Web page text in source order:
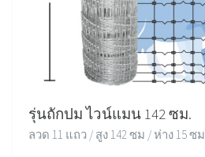
รุ่นถักปม ไวน์แมน 142 ซม.
ลวด 11 แถว / สูง 142 ซม / ห่าง 15 ซม